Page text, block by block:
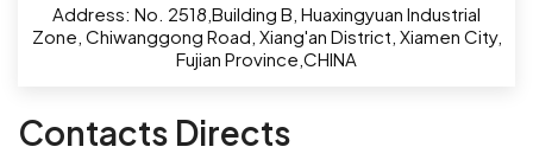
Address: No. 2518,Building B, Huaxingyuan Industrial
Zone, Chiwanggong Road, Xiang'an District, Xiamen City,
Fujian Province,CHINA
Contacts Directs